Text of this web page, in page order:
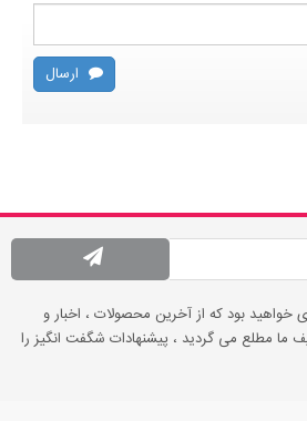
ارسال
خواهید بود که از آخرین محصولات ، اخبار و
مطلع می گردید ، پیشنهادات شگفت انگیز را